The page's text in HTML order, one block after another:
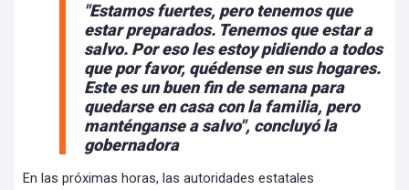
"Estamos fuertes, pero tenemos que
estar preparados. Tenemos que estar a
salvo. Por eso les estoy pidiendo a todos
que por favor, quédense en sus hogares.
Este es un buen fin de semana para
quedarse en casa con la familia, pero
manténganse a salvo", concluyó la
gobernadora
En las próximas horas, las autoridades estatales